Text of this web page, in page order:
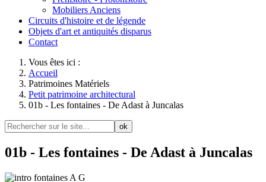
Mobiliers Anciens
Circuits d'histoire et de légende
Objets d'art et antiquités disparus
Contact
Vous êtes ici :
Accueil
Patrimoines Matériels
Petit patrimoine architectural
01b - Les fontaines - De Adast à Juncalas
ok
01b - Les fontaines - De Adast à Juncalas